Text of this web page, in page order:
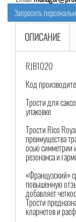
Запросить
ОПИСАНИЕ
RJB1020
Код
Трости для
упаковке
Трости Rico
преимущества
осью симметрии
резонанса и
«Французский»
повышенную
добавляет
Трости
кларнетов и